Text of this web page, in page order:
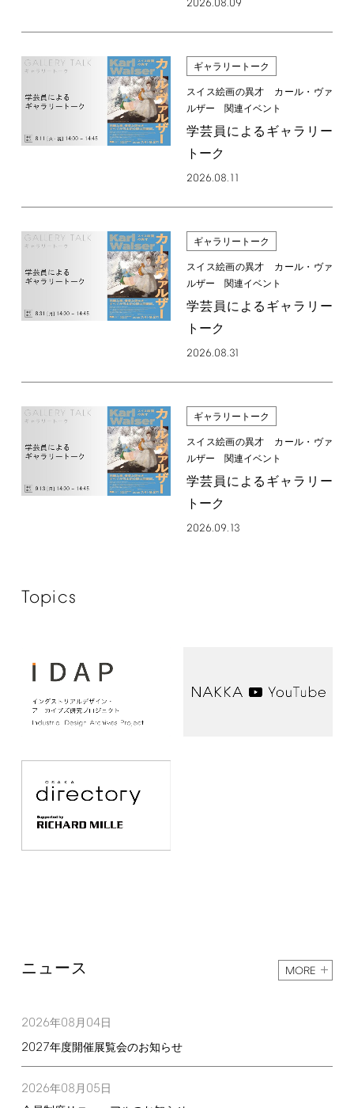
2026.08.09
ギャラリートーク
スイス絵画の異才 カール・ヴァ
ルザー 関連イベント
学芸員によるギャラリー
トーク
2026.08.11
ギャラリートーク
スイス絵画の異才 カール・ヴァ
ルザー 関連イベント
学芸員によるギャラリー
トーク
2026.08.31
ギャラリートーク
スイス絵画の異才 カール・ヴァ
ルザー 関連イベント
学芸員によるギャラリー
トーク
2026.09.13
Topics
ニュース MORE
2026年08月 04日
2027年度開催展覧会のお知らせ
2026年08月 05日